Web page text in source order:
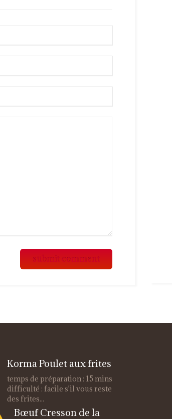
Korma Poulet aux frites
temps de préparation : 15 mins
difficulté : facile s'il vous reste
des frites...
Bœuf Cresson de la